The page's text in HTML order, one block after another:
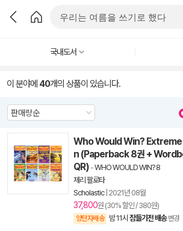
국내도서
이 분야에 40개의 상품이 있습니다.
Who Would Win?
n (Paperback 8권 +
QR) -WHO WOULD WIN? 8
제리 팔로타
Scholastic| 2021년 08월
37,800원 (30% 할인 / 380원)
양탄자배송 밤 11시 잠들기전 배송 변경